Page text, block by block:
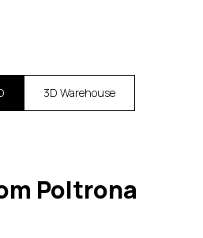
3D Warehouse
Poltrona